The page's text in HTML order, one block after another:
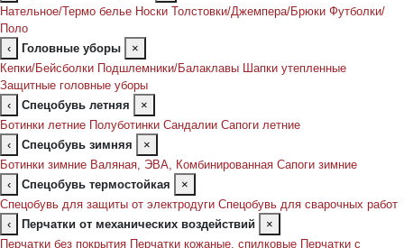
Нательное/Термо белье Носки Толстовки/Джемпера/Брюки Футболки/
Поло
‹
Головные уборы
×
Кепки/Бейсболки Подшлемники/Балаклавы Шапки утепленные
Защитные головные уборы
‹
Спецобувь летняя
×
Ботинки летние Полуботинки Сандалии Сапоги летние
‹
Спецобувь зимняя
×
Ботинки зимние Валяная, ЭВА, Комбинированная Сапоги зимние
‹
Спецобувь термостойкая
×
Спецобувь для защиты от электродуги Спецобувь для сварочных работ
‹
Перчатки от механических воздействий
×
Перчатки без покрытия Перчатки кожаные, спилковые Перчатки с